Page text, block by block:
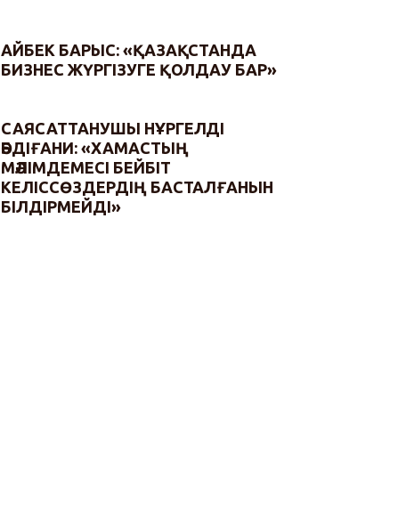
АЙБЕК БАРЫС: «ҚАЗАҚСТАНДА
БИЗНЕС ЖҮРГІЗУГЕ ҚОЛДАУ БАР»
САЯСАТТАНУШЫ НҰРГЕЛДІ
ӘБДІҒАНИ: «ХАМАСТЫҢ
МӘЛІМДЕМЕСІ БЕЙБІТ
КЕЛІССӨЗДЕРДІҢ БАСТАЛҒАНЫН
БІЛДІРМЕЙДІ»